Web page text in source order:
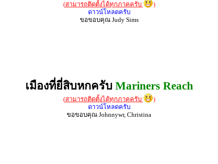
(สามารถติดตั้งได้ทุกภาคครับ
)
ดาวน์โหลดครับ
ขอขอบคุณ Judy Sims
เมืองที่ยี่สิบหกครับ Mariners Reach
(สามารถติดตั้งได้ทุกภาคครับ
)
ดาวน์โหลดครับ
ขอขอบคุณ Johnnywr, Christina